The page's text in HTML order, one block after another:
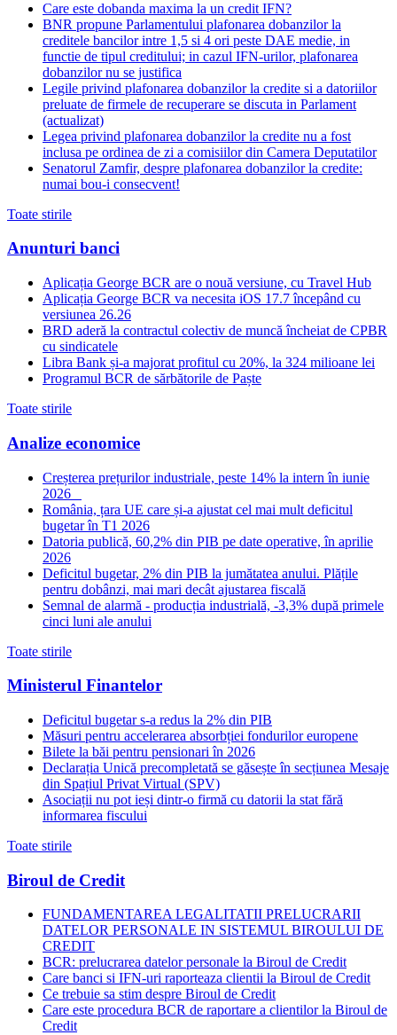
Care este dobanda maxima la un credit IFN?
BNR propune Parlamentului plafonarea dobanzilor la
creditele bancilor intre 1,5 si 4 ori peste DAE medie, in
functie de tipul creditului; in cazul IFN-urilor, plafonarea
dobanzilor nu se justifica
Legile privind plafonarea dobanzilor la credite si a datoriilor
preluate de firmele de recuperare se discuta in Parlament
(actualizat)
Legea privind plafonarea dobanzilor la credite nu a fost
inclusa pe ordinea de zi a comisiilor din Camera Deputatilor
Senatorul Zamfir, despre plafonarea dobanzilor la credite:
numai bou-i consecvent!
Toate stirile
Anunturi banci
Aplicația George BCR are o nouă versiune, cu Travel Hub
Aplicația George BCR va necesita iOS 17.7 începând cu
versiunea 26.26
BRD aderă la contractul colectiv de muncă încheiat de CPBR
cu sindicatele
Libra Bank și-a majorat profitul cu 20%, la 324 milioane lei
Programul BCR de sărbătorile de Paște
Toate stirile
Analize economice
Creșterea prețurilor industriale, peste 14% la intern în iunie
2026
România, țara UE care și-a ajustat cel mai mult deficitul
bugetar în T1 2026
Datoria publică, 60,2% din PIB pe date operative, în aprilie
2026
Deficitul bugetar, 2% din PIB la jumătatea anului. Plățile
pentru dobânzi, mai mari decât ajustarea fiscală
Semnal de alarmă - producția industrială, -3,3% după primele
cinci luni ale anului
Toate stirile
Ministerul Finantelor
Deficitul bugetar s-a redus la 2% din PIB
Măsuri pentru accelerarea absorbției fondurilor europene
Bilete la băi pentru pensionari în 2026
Declarația Unică precompletată se găsește în secțiunea Mesaje
din Spațiul Privat Virtual (SPV)
Asociații nu pot ieși dintr-o firmă cu datorii la stat fără
informarea fiscului
Toate stirile
Biroul de Credit
FUNDAMENTAREA LEGALITATII PRELUCRARII
DATELOR PERSONALE IN SISTEMUL BIROULUI DE
CREDIT
BCR: prelucrarea datelor personale la Biroul de Credit
Care banci si IFN-uri raporteaza clientii la Biroul de Credit
Ce trebuie sa stim despre Biroul de Credit
Care este procedura BCR de raportare a clientilor la Biroul de
Credit